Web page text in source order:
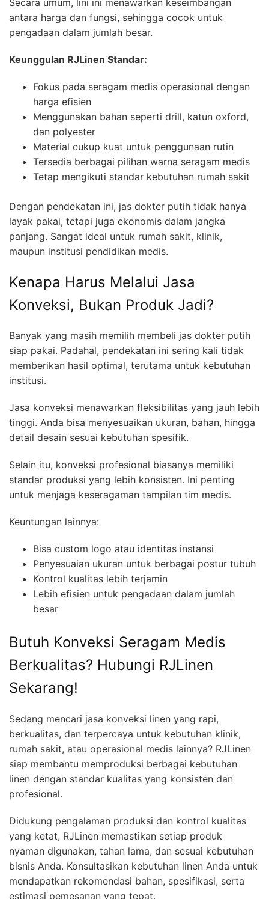
antara harga dan fungsi, sehingga cocok untuk
pengadaan dalam jumlah besar.
Keunggulan RJLinen Standar:
Fokus pada seragam medis operasional dengan
harga efisien
Menggunakan bahan seperti drill, katun oxford,
dan polyester
Material cukup kuat untuk penggunaan rutin
Tersedia berbagai pilihan warna seragam medis
Tetap mengikuti standar kebutuhan rumah sakit
Dengan pendekatan ini, jas dokter putih tidak hanya
layak pakai, tetapi juga ekonomis dalam jangka
panjang. Sangat ideal untuk rumah sakit, klinik,
maupun institusi pendidikan medis.
Kenapa Harus Melalui Jasa
Konveksi, Bukan Produk Jadi?
Banyak yang masih memilih membeli jas dokter putih
siap pakai. Padahal, pendekatan ini sering kali tidak
memberikan hasil optimal, terutama untuk kebutuhan
institusi.
Jasa konveksi menawarkan fleksibilitas yang jauh lebih
tinggi. Anda bisa menyesuaikan ukuran, bahan, hingga
detail desain sesuai kebutuhan spesifik.
Selain itu, konveksi profesional biasanya memiliki
standar produksi yang lebih konsisten. Ini penting
untuk menjaga keseragaman tampilan tim medis.
Keuntungan lainnya:
Bisa custom logo atau identitas instansi
Penyesuaian ukuran untuk berbagai postur tubuh
Kontrol kualitas lebih terjamin
Lebih efisien untuk pengadaan dalam jumlah
besar
Butuh Konveksi Seragam Medis
Berkualitas? Hubungi RJLinen
Sekarang!
Sedang mencari jasa konveksi linen yang rapi,
berkualitas, dan terpercaya untuk kebutuhan klinik,
rumah sakit, atau operasional medis lainnya? RJLinen
siap membantu memproduksi berbagai kebutuhan
linen dengan standar kualitas yang konsisten dan
profesional.
Didukung pengalaman produksi dan kontrol kualitas
yang ketat, RJLinen memastikan setiap produk
nyaman digunakan, tahan lama, dan sesuai kebutuhan
bisnis Anda. Konsultasikan kebutuhan linen Anda untuk
mendapatkan rekomendasi bahan, spesifikasi, serta
estimasi pemesanan yang tepat.